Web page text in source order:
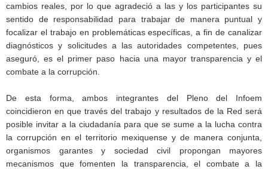
cambios reales, por lo que agradeció a las y los participantes su
sentido de responsabilidad para trabajar de manera puntual y
focalizar el trabajo en problemáticas específicas, a fin de canalizar
diagnósticos y solicitudes a las autoridades competentes, pues
aseguró, es el primer paso hacia una mayor transparencia y el
combate a la corrupción.
De esta forma, ambos integrantes del Pleno del Infoem
coincidieron en que través del trabajo y resultados de la Red será
posible invitar a la ciudadanía para que se sume a la lucha contra
la corrupción en el territorio mexiquense y de manera conjunta,
organismos garantes y sociedad civil propongan mayores
mecanismos que fomenten la transparencia, el combate a la